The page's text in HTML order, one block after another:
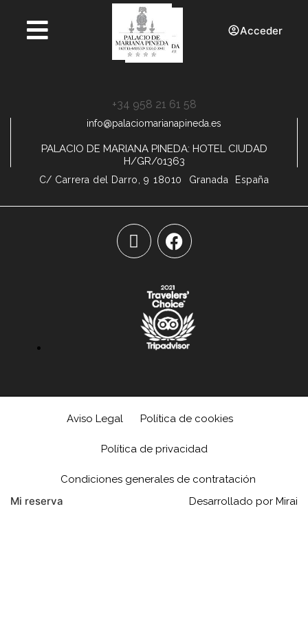
Acceder
+34 958 21 61 58
info@palaciomarianapineda.es
PALACIO DE MARIANA PINEDA: HOTEL CIUDAD
H/GR/01363
C/ Carrera del Darro, 9 18010 Granada España
Aviso Legal Política de cookies
Política de privacidad
Condiciones generales de contratación
Mi reserva Desarrollado por Mirai